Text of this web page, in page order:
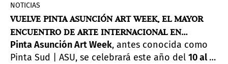
NOTICIAS
VUELVE PINTA ASUNCIÓN ART WEEK, EL MAYOR
ENCUENTRO DE ARTE INTERNACIONAL EN
PARAGUAY
Pinta Asunción Art Week, antes conocida como
Pinta Sud | ASU, se celebrará este año del 10 al 13